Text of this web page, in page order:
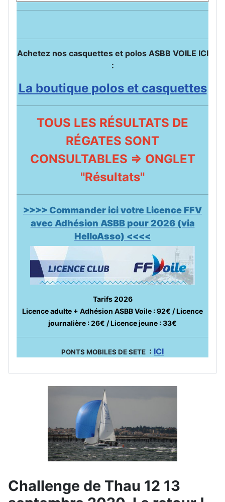
Achetez nos casquettes et polos ASBB VOILE ICI
:
La boutique polos et casquettes
TOUS LES RÉSULTATS DE
RÉGATES SONT
CONSULTABLES => ONGLET
"Résultats"
>>>> Commander ici votre Licence FFV
avec Adhésion ASBB pour 2026 (via
HelloAsso) <<<<
Tarifs 2026
Licence adulte + Adhésion ASBB Voile : 92€ / Licence
journalière : 26€ / Licence jeune : 33€
PONTS MOBILES DE SETE : ICI
Challenge de Thau 12 13